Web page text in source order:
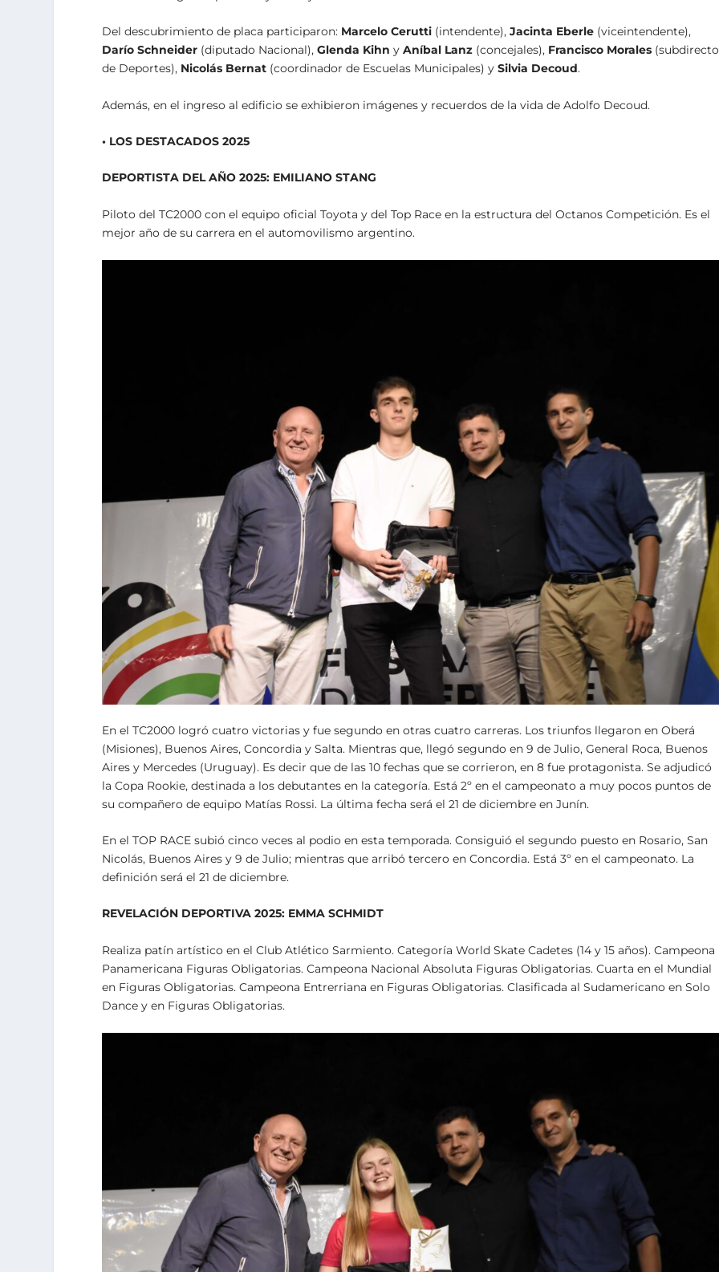
Del descubrimiento de placa participaron: Marcelo Cerutti (intendente),Jacinta Eberle (viceintendente),
Darío Schneider (diputado Nacional),Glenda Kihn yAníbal Lanz (concejales), Francisco Morales
de Deportes), Nicolás Bernat (coordinador de Escuelas Municipales) y Silvia Decoud.
Además, en el ingreso al edificio se exhibieron imágenes y recuerdos de la vida de Adolfo Decoud.
• LOS DESTACADOS 2025
DEPORTISTA DEL AÑO 2025: EMILIANO STANG
Piloto del TC2000 con el equipo oficial Toyota y del Top Race en la estructura del Octanos Competición. Es el
mejor año de su carrera en el automovilismo argentino.
En el TC2000 logró cuatro victorias y fue segundo en otras cuatro carreras. Los triunfos llegaron en Oberá
(Misiones), Buenos Aires, Concordia y Salta. Mientras que, llegó segundo en 9 de Julio, General Roca, Buenos
Aires y Mercedes (Uruguay). Es decir que de las 10 fechas que se corrieron, en 8 fue protagonista. Se adjudicó
la Copa Rookie, destinada a los debutantes en la categoría. Está 2º en el campeonato a muy pocos puntos de
su compañero de equipo Matías Rossi. La última fecha será el 21 de diciembre en Junín.
En el TOP RACE subió cinco veces al podio en esta temporada. Consiguió el segundo puesto en Rosario, San
Nicolás, Buenos Aires y 9 de Julio; mientras que arribó tercero en Concordia. Está 3º en el campeonato. La
definición será el 21 de diciembre.
REVELACIÓN DEPORTIVA 2025: EMMA SCHMIDT
Realiza patín artístico en el Club Atlético Sarmiento. Categoría World Skate Cadetes (14 y 15 años). Campeona
Panamericana Figuras Obligatorias. Campeona Nacional Absoluta Figuras Obligatorias. Cuarta en el Mundial
en Figuras Obligatorias. Campeona Entrerriana en Figuras Obligatorias. Clasificada al Sudamericano en Solo
Dance y en Figuras Obligatorias.